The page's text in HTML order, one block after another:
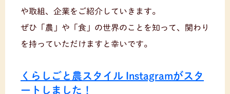
や取組、企業をご紹介していきます。
ぜひ「農」や「食」の世界のことを知って、関わり
を持っていただけますと幸いです。
くらしごと農スタイル Instagramがスタ
ートしました！